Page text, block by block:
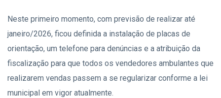
Neste primeiro momento, com previsão de realizar até
janeiro/2026, ficou definida a instalação de placas de
orientação, um telefone para denúncias e a atribuição da
fiscalização para que todos os vendedores ambulantes que
realizarem vendas passem a se regularizar conforme a lei
municipal em vigor atualmente.